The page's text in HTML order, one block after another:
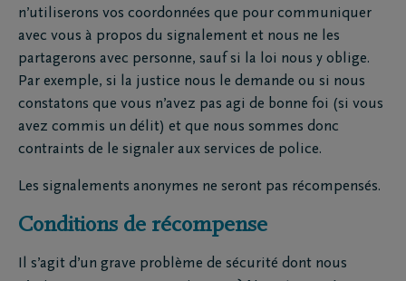
n’utiliserons vos coordonnées que pour communiquer
avec vous à propos du signalement et nous ne les
partagerons avec personne, sauf si la loi nous y oblige.
Par exemple, si la justice nous le demande ou si nous
constatons que vous n’avez pas agi de bonne foi (si vous
avez commis un délit) et que nous sommes donc
contraints de le signaler aux services de police.
Les signalements anonymes ne seront pas récompensés.
Conditions de récompense
Il s’agit d’un grave problème de sécurité dont nous